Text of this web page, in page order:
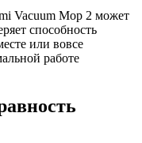
Vacuum Mop 2 может
способность
или вовсе
работе